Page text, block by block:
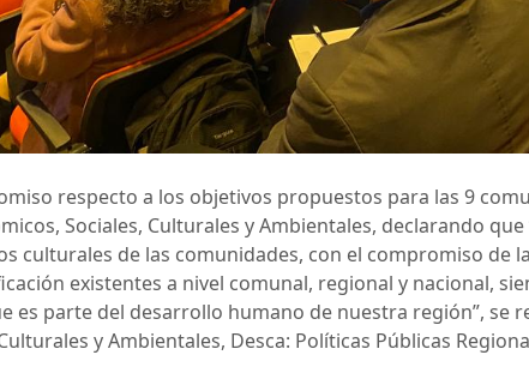
respecto a los objetivos propuestos para las 9
Sociales, Culturales y Ambientales, declarando
culturales de las comunidades, con el compromiso de
existentes a nivel comunal, regional y nacional,
es parte del desarrollo humano de nuestra región”, se
y Ambientales, Desca: Políticas Públicas